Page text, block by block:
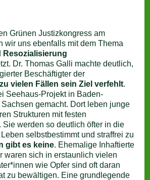
Grünen Justizkongress am
wir uns ebenfalls mit dem Thema
Dr. Thomas Galli machte deutlich,
Beschäftigter der
vielen Fällen sein Ziel verfehlt.
Seehaus-Projekt in Baden-
gemacht. Dort leben junge
Strukturen mit festen
Sie werden so deutlich öfter in die
selbstbestimmt und straffrei zu
gibt es keine. Ehemalige Inhaftierte
waren sich in erstaunlich vielen
wie Opfer sind oft daran
zu bewältigen. Eine grundlegende